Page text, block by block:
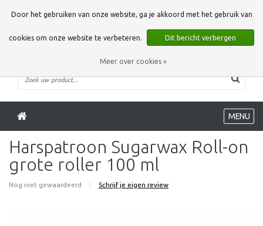
0 Artikelen
MENU
Harspatroon Sugarwax Roll-on
grote roller 100 ml
Nog niet gewaardeerd Schrijf je eigen review
Door het gebruiken van onze website, ga je akkoord met het gebruik van
cookies om onze website te verbeteren. Dit bericht verbergen
Meer over cookies »